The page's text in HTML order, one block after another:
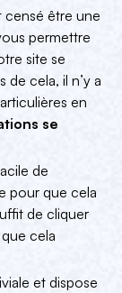
censé être une
permettre
site se
cela, il n’y a
en
se
de
pour que cela
de cliquer
cela
et dispose